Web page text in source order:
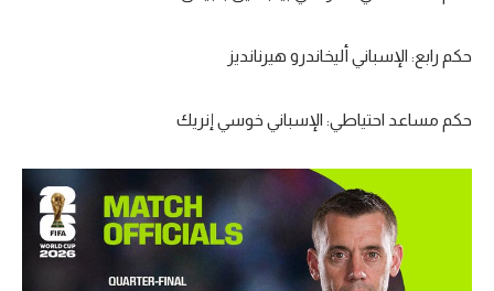
فيديو في الجول
حكم رابع: الإسباني أليخاندرو هيرنانديز
حكم مساعد احتياطي: الإسباني خوسي إنريك